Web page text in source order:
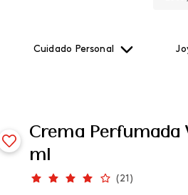
Cuidado Personal
Crema Perfumada
ml
(21 )